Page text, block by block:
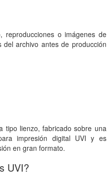
reproducciones o imágenes de
del archivo antes de producción
tipo lienzo, fabricado sobre una
impresión digital UVI y es
en gran formato.
UVI?